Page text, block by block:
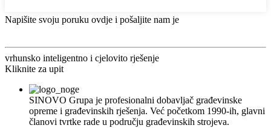
Napišite svoju poruku ovdje i pošaljite nam je
vrhunsko inteligentno i cjelovito rješenje
Kliknite za upit
SINOVO Grupa je profesionalni dobavljač građevinske
opreme i građevinskih rješenja. Već početkom 1990-ih, glavni
članovi tvrtke rade u području građevinskih strojeva.